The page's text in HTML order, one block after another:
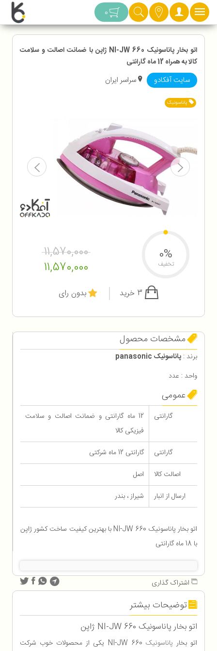
دسته بندی 0
اتو بخار پاناسونیک NI-JW 660 ژاپن با ضمانت اصالت و سلامت
کالا به همراه 12 ماه گارانتی
سایت آفکادو سراسر ایران
پاناسونیک
11,570,000
11,570,000
0%
تخفیف
بدون رای
مشخصات محصول
برند : پاناسونیک panasonic
واحد : عدد
عمومی
گارانتی
12 ماه گارانتی و ضمانت اصالت و سلامت
فیزیکی کالا
گارانتی
گارانتی 12 ماه شرکتی
اصالت کالا
اصل
ارسال از انبار
شیراز ، بندر
اتو بخار پاناسونیک NI-JW 660 با بهترین کیفیت ساخت کشور ژاپن
با 18 ماه گارانتی
اشتراک گذاری
توضیحات بیشتر
اتو بخار پاناسونیک NI-JW 660 ژاپن
اتو بخار پاناسونیک
NI-JW 660 یکی از محصولات خوب شرکت